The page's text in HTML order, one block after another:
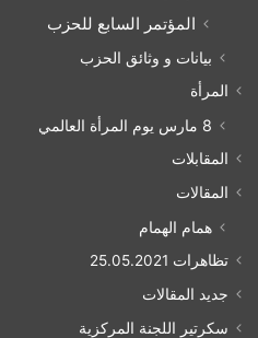
المؤتمر السابع للحزب
بيانات و وثائق الحزب
المرأة
8 مارس يوم المرأة العالمي
المقابلات
المقالات
همام الهمام
تظاهرات 25.05.2021
جديد المقالات
سكرتير اللجنة المركزية